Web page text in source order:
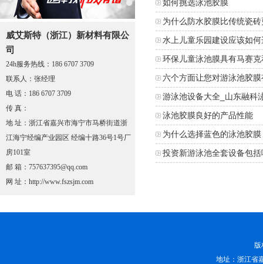
威艾斯特（浙江）新材料有限公
司
24h服务热线：186 6707 3709
联系人：张经理
电 话：186 6707 3709
传 真：
地 址：浙江省嘉兴市海宁市马桥街道浙
江海宁经编产业园区 经编十路36号1号厂
房101室
邮 箱：757637395@qq.com
网 址：http://www.fszsjm.com
如何挑选泳池胶膜
为什么防水胶膜比传统瓷
水上儿童乐园建设应该如
环保儿童泳池膜具有马赛
六个方面让您对游泳池胶
游泳池设备大全_山东融科
泳池胶膜良好的产品性能
为什么选择蓝色的泳池胶膜
投资新游泳池全套设备包
版
地址：浙江省